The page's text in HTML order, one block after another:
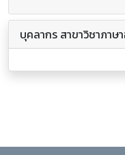
บุคลากร สาขาวิชาภาษ